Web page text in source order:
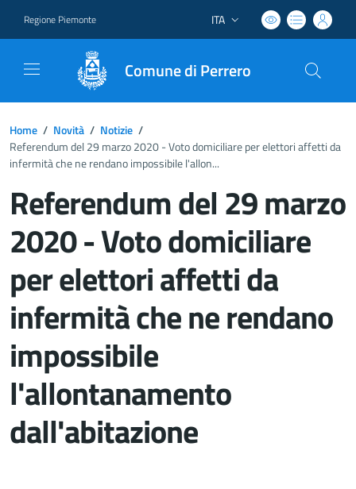
Regione Piemonte Lingua attiva:
ITA
Comune di Perrero
Home / Novità / Notizie /
Referendum del 29 marzo 2020 - Voto domiciliare per elettori affetti da
infermità che ne rendano impossibile l'allon...
Referendum del 29 marzo
2020 - Voto domiciliare
per elettori affetti da
infermità che ne rendano
impossibile
l'allontanamento
dall'abitazione